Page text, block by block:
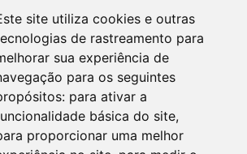
site utiliza cookies e outras
de rastreamento para
sua experiência de
para os seguintes
para ativar a
básica do site,
proporcionar uma melhor
6, Bloco E, Complexo Brasil 21, 20º
2001 - CEP 70322-915 - Brasília/DF
e (61) 98131-3801.
por telefone em horário comercial